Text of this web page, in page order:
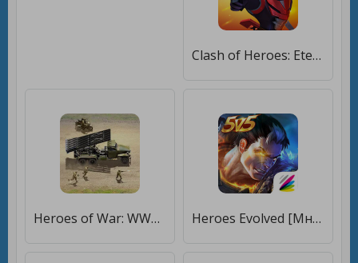
Clash of Heroes: Eternals War [Много денег]
Heroes of War: WW2 Idle RPG [Много денег] Heroes Evolved [Много денег]